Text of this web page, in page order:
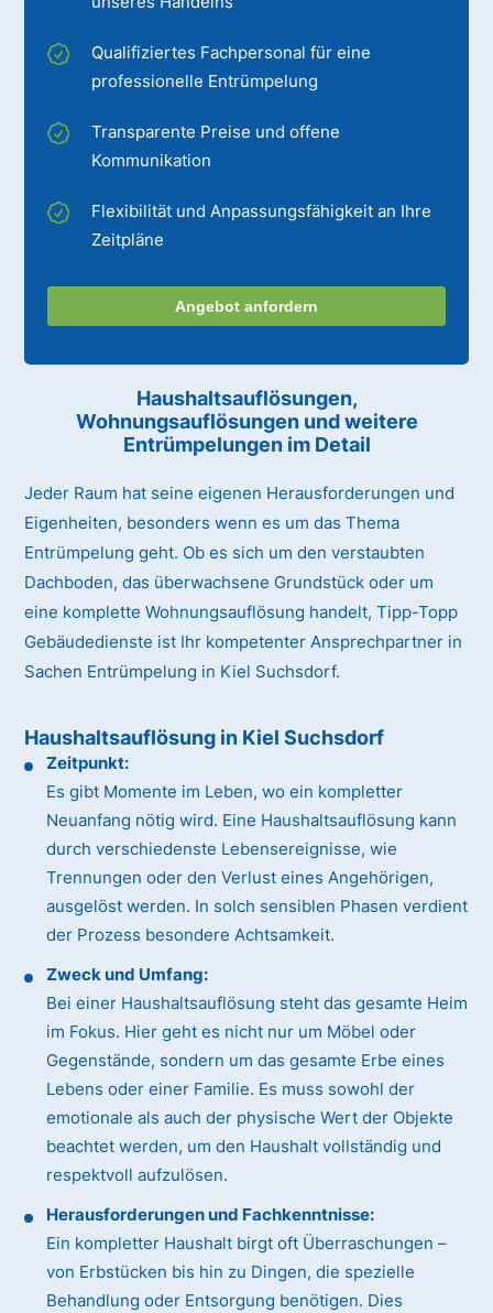
Qualifiziertes Fachpersonal für eine
professionelle Entrümpelung
Transparente Preise und offene
Kommunikation
Flexibilität und Anpassungsfähigkeit an Ihre
Zeitpläne
Angebot anfordern
Haushaltsauflösungen,
Wohnungsauflösungen und weitere
Entrümpelungen im Detail
Jeder Raum hat seine eigenen Herausforderungen und
Eigenheiten, besonders wenn es um das Thema
Entrümpelung geht. Ob es sich um den verstaubten
Dachboden, das überwachsene Grundstück oder um
eine komplette Wohnungsauflösung handelt, Tipp-Topp
Gebäudedienste ist Ihr kompetenter Ansprechpartner in
Sachen Entrümpelung in Kiel Suchsdorf.
Haushaltsauflösung in Kiel Suchsdorf
Zeitpunkt:
Es gibt Momente im Leben, wo ein kompletter
Neuanfang nötig wird. Eine Haushaltsauflösung kann
durch verschiedenste Lebensereignisse, wie
Trennungen oder den Verlust eines Angehörigen,
ausgelöst werden. In solch sensiblen Phasen verdient
der Prozess besondere Achtsamkeit.
Zweck und Umfang:
Bei einer Haushaltsauflösung steht das gesamte Heim
im Fokus. Hier geht es nicht nur um Möbel oder
Gegenstände, sondern um das gesamte Erbe eines
Lebens oder einer Familie. Es muss sowohl der
emotionale als auch der physische Wert der Objekte
beachtet werden, um den Haushalt vollständig und
respektvoll aufzulösen.
Herausforderungen und Fachkenntnisse:
Ein kompletter Haushalt birgt oft Überraschungen –
von Erbstücken bis hin zu Dingen, die spezielle
Behandlung oder Entsorgung benötigen. Dies